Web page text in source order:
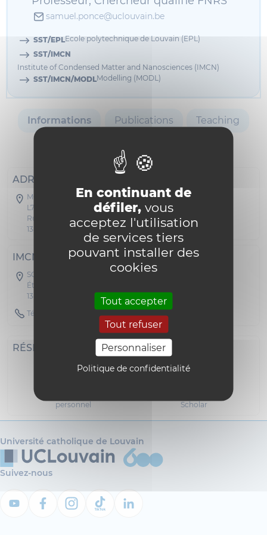
En continuant de
défiler, vous
acceptez l'utilisation
de services tiers
pouvant installer des
cookies
Tout accepter
Tout refuser
Personnaliser
Politique de confidentialité
samuel.ponce@uclouvain.be
SST/EPLEcole polytechnique de Louvain (EPL)
SST/IMCN
Institute of Condensed Matter and Nanosciences (IMCN)
SST/IMCN/MODLModelling (MODL)
Informations Publications Teaching
Website
ADRESSE POSTALE
MODL - Parc Météorologique
L7.03.01
Rue de l'Observatoire 8
1348 Louvain-la-Neuve
IMCN
SC17 - Parc Météorologique
Étage 00 Bureau A 037
1348 Louvain-la-Neuve
Téléphone : 010479158
RÉSEAUX SOCIAUX
personnel
Scholar
Université catholique de Louvain
Suivez-nous